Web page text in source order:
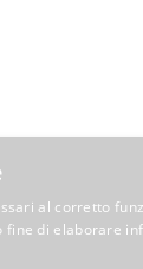
al corretto
fine di elaborare